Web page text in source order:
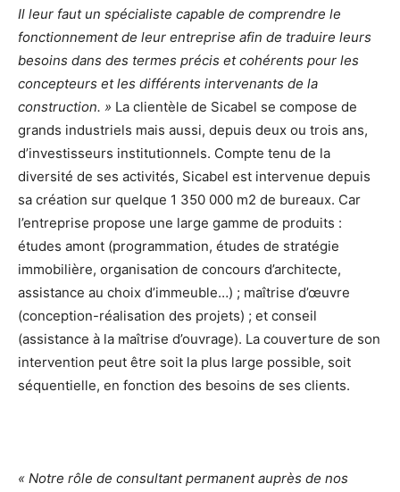
Il leur faut un spécialiste capable de comprendre le
fonctionnement de leur entreprise afin de traduire leurs
besoins dans des termes précis et cohérents pour les
concepteurs et les différents intervenants de la
construction. » La clientèle de Sicabel se compose de
grands industriels mais aussi, depuis deux ou trois ans,
d’investisseurs institutionnels. Compte tenu de la
diversité de ses activités, Sicabel est intervenue depuis
sa création sur quelque 1 350 000 m2 de bureaux. Car
l’entreprise propose une large gamme de produits :
études amont (programmation, études de stratégie
immobilière, organisation de concours d’architecte,
assistance au choix d’immeuble…) ; maîtrise d’œuvre
(conception-réalisation des projets) ; et conseil
(assistance à la maîtrise d’ouvrage). La couverture de son
intervention peut être soit la plus large possible, soit
séquentielle, en fonction des besoins de ses clients.
« Notre rôle de consultant permanent auprès de nos